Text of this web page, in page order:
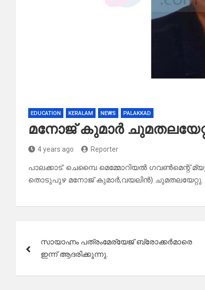
EDUCATION KERALAM NEWS PALAKKAD
മനോജ് കുമാർ
4 years ago Reporter
പാലക്കാട്: ചെമ്പൈ മെമ്മോറിയൽ ഗവൺമെന്റ്
തൊടുപുഴ മനോജ് കുമാർ,വയലിൻ) ചുമതലയേറ്റു.
navigation
സായാഹ്നം പത്രംമേര്യേജ് ബ്രോക്കർമാരെ
ഇന്ന് ആദരിക്കുന്നു.